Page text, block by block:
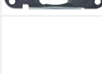
lieferbar - in 2-3 Werktagen bei dir